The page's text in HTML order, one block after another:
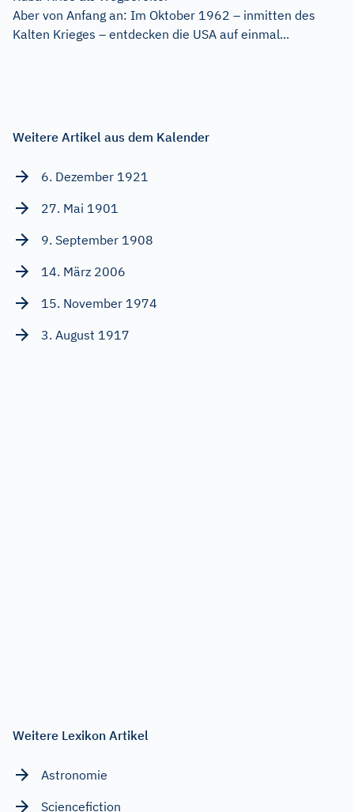
Aber von Anfang an: Im Oktober 1962 – inmitten des
Kalten Krieges – entdecken die USA auf einmal...
Weitere Artikel aus dem Kalender
6. Dezember 1921
27. Mai 1901
9. September 1908
14. März 2006
15. November 1974
3. August 1917
Weitere Lexikon Artikel
Astronomie
Sciencefiction